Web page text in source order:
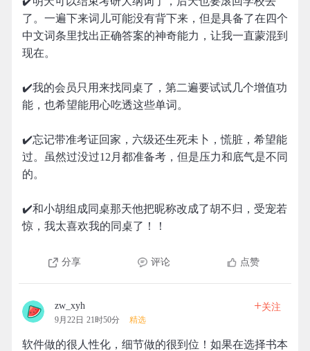
了。一遍下来词儿可能没有背下来，但是具备了在四个
中文词条里找出正确答案的神奇能力，让我一直蒙混到
现在。
✔️我的会员只用来找同桌了，第二遍要试试几个增值功
能，也希望能用心吃透这些单词。
✔️忘记带准考证回家，六级还生死未卜，慌脏，希望能
过。虽然过没过12月都准备考，但是压力和底气是不同
的。
✔️和小胡组成同桌那天他把昵称改成了胡不归，受宠若
惊，我太喜欢我的同桌了！！
分享 评论 点赞
zw_xyh
9月22日 21时50分 精选
+关注
软件做的很人性化，细节做的很到位！如果在选择书本